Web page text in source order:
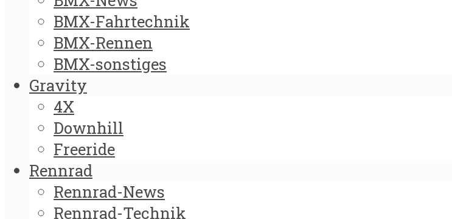
BMX-Fahrtechnik
BMX-Rennen
BMX-sonstiges
Gravity
4X
Downhill
Freeride
Rennrad
Rennrad-News
Rennrad-Technik